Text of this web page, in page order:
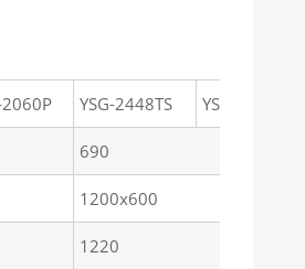
2060P YSG-2448TS YSG-2448P
690
1200x600
1220